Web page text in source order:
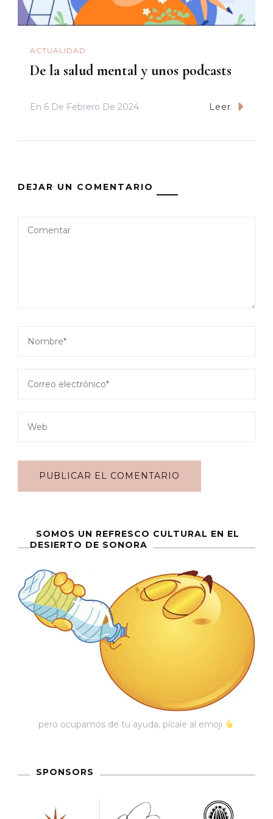
ACTUALIDAD
De la salud mental y unos podcasts
En 6 De Febrero De 2024 Leer
DEJAR UN COMENTARIO
SOMOS UN REFRESCO CULTURAL EN EL
DESIERTO DE SONORA
pero ocupamos de tu ayuda, pícale al emoji
SPONSORS